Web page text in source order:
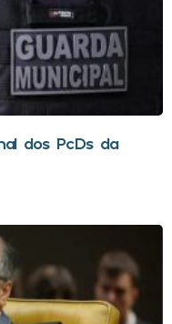
dos PcDs da